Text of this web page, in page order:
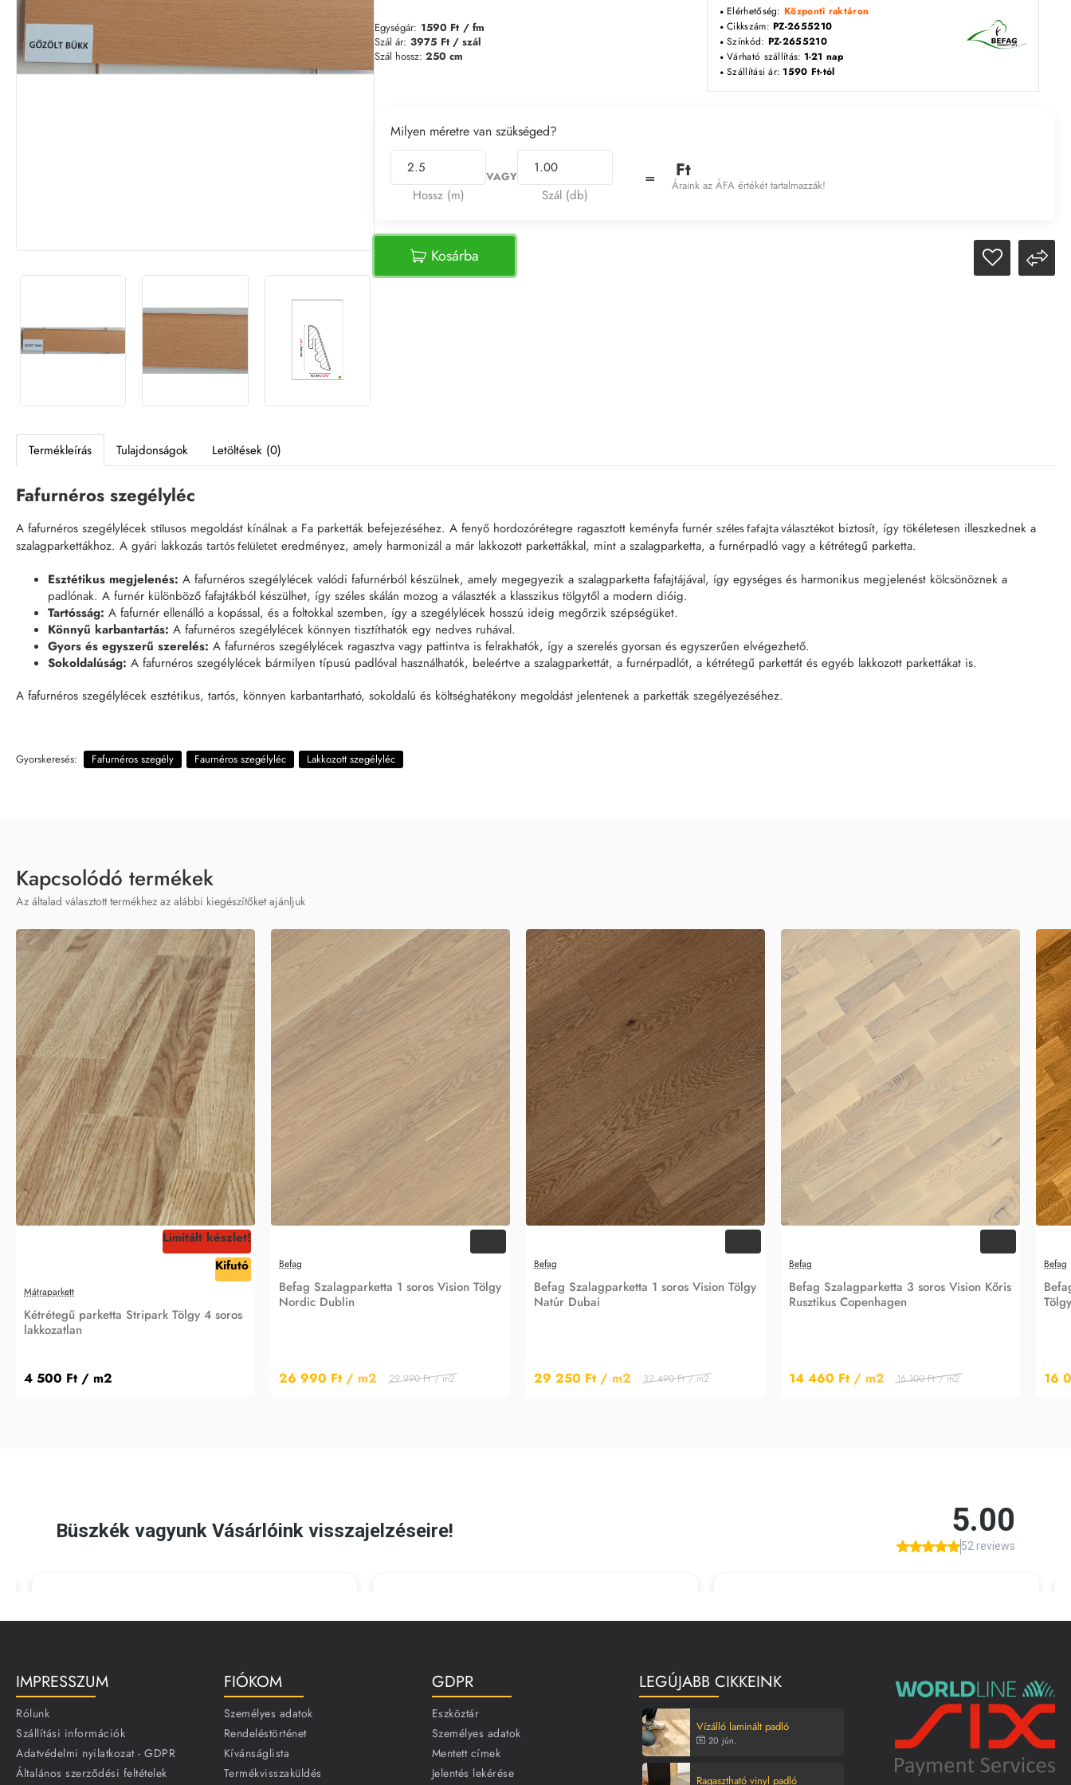
Egységár: 1590 Ft / fm
Szál ár: 3975 Ft / szál
Szál hossz:250 cm
Elérhetőség:Központi raktáron
Cikkszám:PZ-2655210
Színkód: PZ-2655210
Várható szállítás: 1-21 nap
Szállítási ár: 1590 Ft-tól
Milyen méretre van szükséged?
Hossz (m)
VAGY
Szál (db)
= Ft
Áraink az ÁFA értékét tartalmazzák!
Kosárba
Termékleírás Tulajdonságok Letöltések (0)
Fafurnéros szegélyléc
A fafurnéros szegélylécek stílusos megoldást kínálnak a Fa parketták befejezéséhez. A fenyő hordozórétegre ragasztott keményfa furnér széles fafajta választékot biztosít, így tökéletesen illeszkednek a
szalagparkettákhoz. A gyári lakkozás tartós felületet eredményez, amely harmonizál a már lakkozott parkettákkal, mint a szalagparketta, a furnérpadló vagy a kétrétegű parketta.
Esztétikus megjelenés: A fafurnéros szegélylécek valódi fafurnérból készülnek, amely megegyezik a szalagparketta fafajtájával, így egységes és harmonikus megjelenést kölcsönöznek a
padlónak. A furnér különböző fafajtákból készülhet, így széles skálán mozog a választék a klasszikus tölgytől a modern dióig.
Tartósság: A fafurnér ellenálló a kopással, és a foltokkal szemben, így a szegélylécek hosszú ideig megőrzik szépségüket.
Könnyű karbantartás: A fafurnéros szegélylécek könnyen tisztíthatók egy nedves ruhával.
Gyors és egyszerű szerelés: A fafurnéros szegélylécek ragasztva vagy pattintva is felrakhatók, így a szerelés gyorsan és egyszerűen elvégezhető.
Sokoldalúság: A fafurnéros szegélylécek bármilyen típusú padlóval használhatók, beleértve a szalagparkettát, a furnérpadlót, a kétrétegű parkettát és egyéb lakkozott parkettákat is.
A fafurnéros szegélylécek esztétikus, tartós, könnyen karbantartható, sokoldalú és költséghatékony megoldást jelentenek a parketták szegélyezéséhez.
Gyorskeresés: Fafurnéros szegély Faurnéros szegélyléc Lakkozott szegélyléc
Kapcsolódó termékek
Az általad választott termékhez az alábbi kiegészítőket ajánljuk
Limitált készlet!
Kifutó
Mátraparkett
Kétrétegű parketta Stripark Tölgy 4 soros
lakkozatlan
4 500 Ft / m2
-10%
Befag
Befag Szalagparketta 1 soros Vision Tölgy
Nordic Dublin
26 990 Ft / m2 29 990 Ft / m2
-10%
Befag
Befag Szalagparketta 1 soros Vision Tölgy
Natúr Dubai
29 250 Ft / m2 32 490 Ft / m2
-10%
Befag
Befag Szalagparketta 3 soros Vision Kőris
Rusztikus Copenhagen
14 460 Ft / m2 16 100 Ft / m2
Befag
16
IMPRESSZUM
Rólunk
Szállítási információk
Adatvédelmi nyilatkozat - GDPR
Általános szerződési feltételek
FIÓKOM
Személyes adatok
Rendeléstörténet
Kívánságlista
Termékvisszaküldés
GDPR
Eszköztár
Személyes adatok
Mentett címek
Jelentés lekérése
LEGÚJABB CIKKEINK
Vízálló laminált padló
20 jún.
Ragasztható vinyl padló